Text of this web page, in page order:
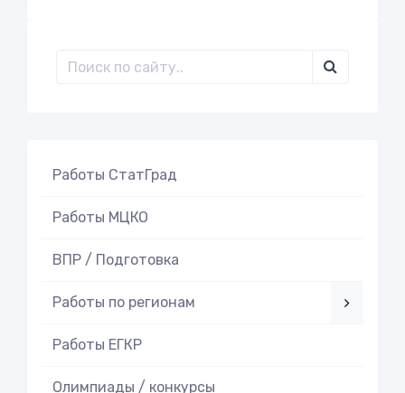
Работы СтатГрад
Работы МЦКО
ВПР / Подготовка
Работы по регионам
Работы ЕГКР
Олимпиады / конкурсы